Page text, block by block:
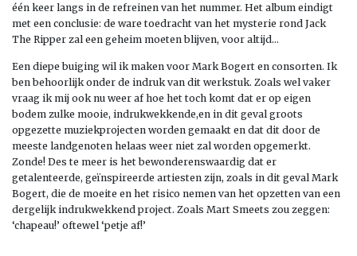
één keer langs in de refreinen van het nummer. Het album eindigt
met een conclusie: de ware toedracht van het mysterie rond Jack
The Ripper zal een geheim moeten blijven, voor altijd…
Een diepe buiging wil ik maken voor Mark Bogert en consorten. Ik
ben behoorlijk onder de indruk van dit werkstuk. Zoals wel vaker
vraag ik mij ook nu weer af hoe het toch komt dat er op eigen
bodem zulke mooie, indrukwekkende,en in dit geval groots
opgezette muziekprojecten worden gemaakt en dat dit door de
meeste landgenoten helaas weer niet zal worden opgemerkt.
Zonde! Des te meer is het bewonderenswaardig dat er
getalenteerde, geïnspireerde artiesten zijn, zoals in dit geval Mark
Bogert, die de moeite en het risico nemen van het opzetten van een
dergelijk indrukwekkend project. Zoals Mart Smeets zou zeggen:
‘chapeau!’ oftewel ‘petje af!’